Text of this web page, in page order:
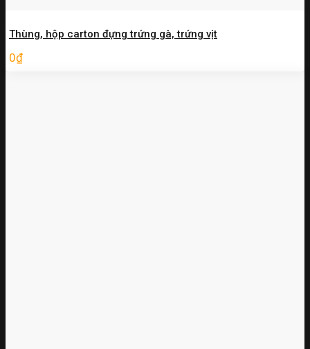
Thùng, hộp carton đựng trứng gà, trứng vịt
0₫